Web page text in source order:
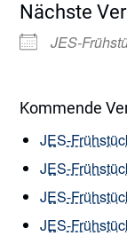
Nächste
JES-
Kommende
JES-
JES-
JES-
JES-